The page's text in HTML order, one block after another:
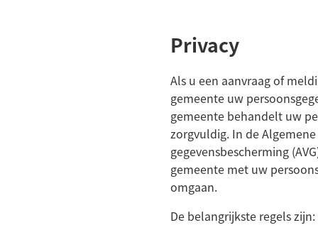
Privacy
Als u een aanvraag of
gemeente uw
gemeente behandelt uw
zorgvuldig. In de
gegevensbescherming
gemeente met uw
omgaan.
De belangrijkste regels zijn: